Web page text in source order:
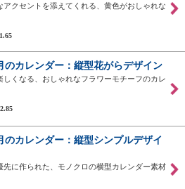
アクセントを添えてくれる、黄色がおしゃれな
のカレンダー：縦型花がらデザイン
しくなる、おしゃれなフラワーモチーフのカレ
のカレンダー：縦型シンプルデザイ
先に作られた、モノクロの横型カレンダー素材